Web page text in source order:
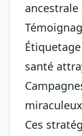
santé
Ces